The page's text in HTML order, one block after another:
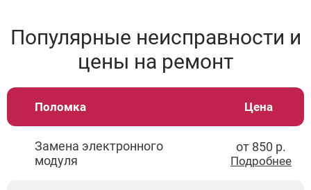
Популярные неисправности и
цены на ремонт
Поломка Цена
Замена электронного
модуля
от 850 р.
Подробнее